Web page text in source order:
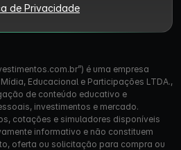
de Privacidade
é uma empresa
Educacional e Participações LTDA.,
de conteúdo educativo e
investimentos e mercado.
cotações e simuladores disponíveis
informativo e não constituem
oferta ou solicitação para compra ou